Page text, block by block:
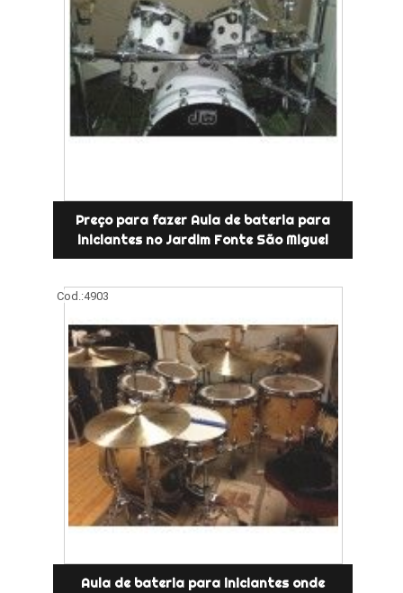
Preço para fazer Aula de bateria para
iniciantes no Jardim Fonte São Miguel
Cod.:4903
Aula de bateria para iniciantes onde